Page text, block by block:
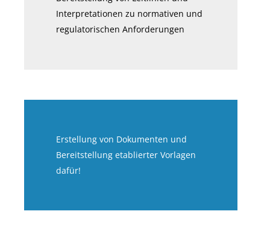
Interpretationenzu normativen und
regulatorischen Anforderungen
Erstellung von Dokumenten und
Bereitstellung​etablierterVorlagen
dafür!